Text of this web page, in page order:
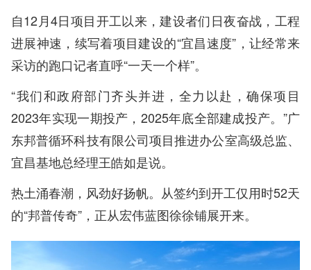
自12月4日项目开工以来，建设者们日夜奋战，工程
进展神速，续写着项目建设的“宜昌速度”，让经常来
采访的跑口记者直呼“一天一个样”。
“我们和政府部门齐头并进，全力以赴，确保项目
2023年实现一期投产，2025年底全部建成投产。”广
东邦普循环科技有限公司项目推进办公室高级总监、
宜昌基地总经理王皓如是说。
热土涌春潮，风劲好扬帆。从签约到开工仅用时52天
的“邦普传奇”，正从宏伟蓝图徐徐铺展开来。